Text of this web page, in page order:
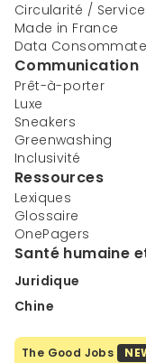
Circularité /
Made in France
Data
Communication
Prêt-à-porter
Luxe
Sneakers
Greenwashing
Inclusivité
Ressources
Lexiques
Glossaire
OnePagers
Santé humaine
Juridique
Chine
The Good Jobs